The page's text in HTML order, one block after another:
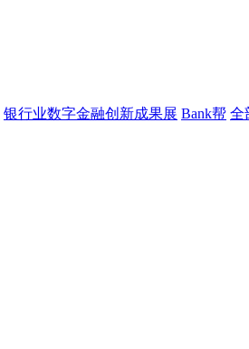
银行业数字金融创新成果展 Bank帮 全